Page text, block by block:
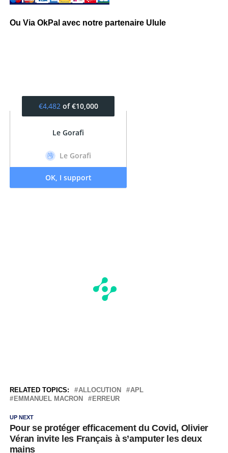
Ou Via OkPal avec notre partenaire Ulule
RELATED TOPICS: ALLOCUTION
APL
EMMANUEL MACRON
ERREUR
UP NEXT
Pour se protéger efficacement du Covid, Olivier
Véran invite les Français à s’amputer les deux
mains